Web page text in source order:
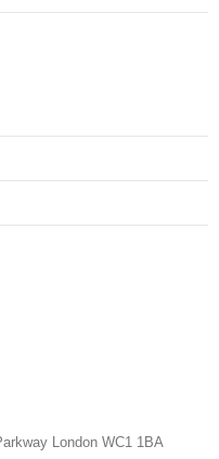
London WC1 1BA